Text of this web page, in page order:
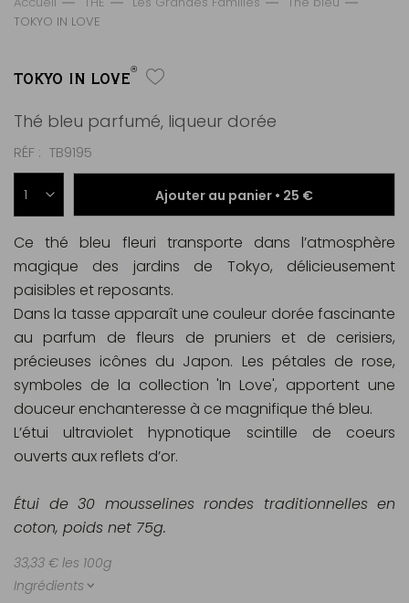
TOKYO IN LOVE
TOKYO IN LOVE®
Thé bleu parfumé, liqueur dorée
RÉF TB9195
Ajouter au panier • 25 €
Ce thé bleu fleuri transporte dans l’atmosphère
magique des jardins de Tokyo, délicieusement
paisibles et reposants.
Dans la tasse apparaît une couleur dorée fascinante
au parfum de fleurs de pruniers et de cerisiers,
précieuses icônes du Japon. Les pétales de rose,
symboles de la collection 'In Love', apportent une
douceur enchanteresse à ce magnifique thé bleu.
L’étui ultraviolet hypnotique scintille de coeurs
ouverts aux reflets d’or.
Étui de 30 mousselines rondes traditionnelles en
coton, poids net 75g.
33,33 € les 100g
Ingrédients